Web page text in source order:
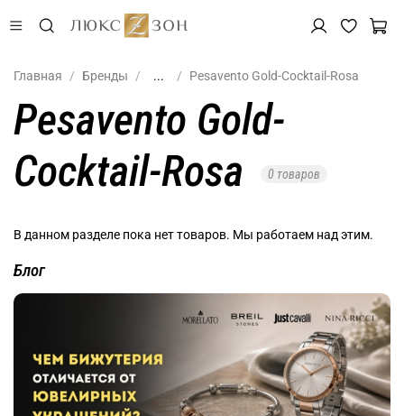
Главная Бренды ... Pesavento Gold-Cocktail-Rosa
Pesavento Gold-
Cocktail-Rosa
0 товаров
В данном разделе пока нет товаров. Мы работаем над этим.
Блог